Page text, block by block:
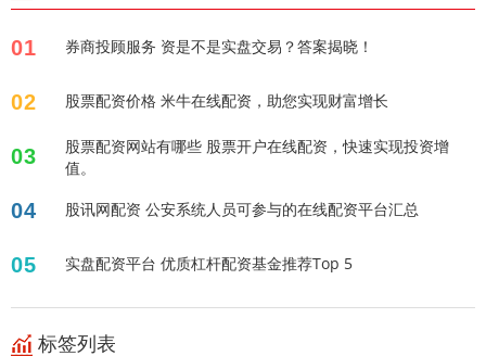
01 券商投顾服务 资是不是实盘交易？答案揭晓！
02 股票配资价格 米牛在线配资，助您实现财富增长
03
股票配资网站有哪些 股票开户在线配资，快速实现投资增
值。
04 股讯网配资 公安系统人员可参与的在线配资平台汇总
05 实盘配资平台 优质杠杆配资基金推荐Top 5
标签列表